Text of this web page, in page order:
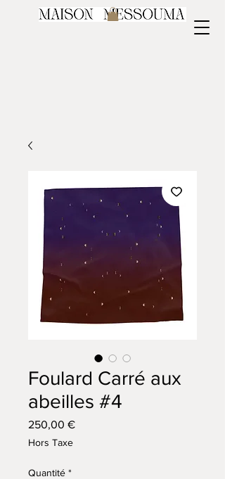
Foulard Carré aux
abeilles #4
250,00 €Prix
Hors Taxe
Quantité *